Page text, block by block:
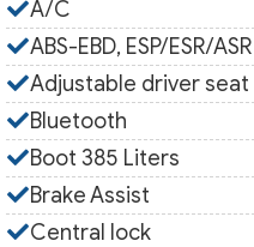
A/C
ABS-EBD, ESP/ESR/ASR
Adjustable driver seat
Bluetooth
Boot 385 Liters
Brake Assist
Central lock